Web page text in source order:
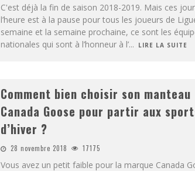
C'est déjà la fin de saison 2018-2019. Mais ces
l’heure est à la pause pour tous les joueurs de
semaine et la semaine prochaine, ce sont les
nationales qui sont à l’honneur à l’... LIRE LA SUITE
Comment bien choisir son manteau
Canada Goose pour partir aux
d’hiver ?
28 novembre 2018 17175
Vous avez un petit faible pour la marque Canada